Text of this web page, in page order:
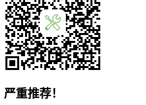
严重推荐！